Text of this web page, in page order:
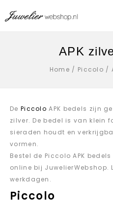
APK
Home / Piccolo /
De Piccolo APK bedels zijn
zilver. De bedel is van klein
sieraden houdt en
vormen.
Bestel de Piccolo APK
online bij JuwelierWebshop.
werkdagen.
Piccolo